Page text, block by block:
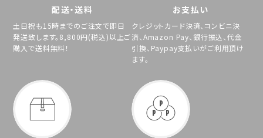
配送・送料
土日祝も15時までのご注文で即日
発送致します。8,800円(税込)以上ご
購入で送料無料！
お支払い
クレジットカード決済、コンビニ決
済、Amazon Pay、銀行振込、代金
引換、Paypay支払いがご利用頂け
ます。